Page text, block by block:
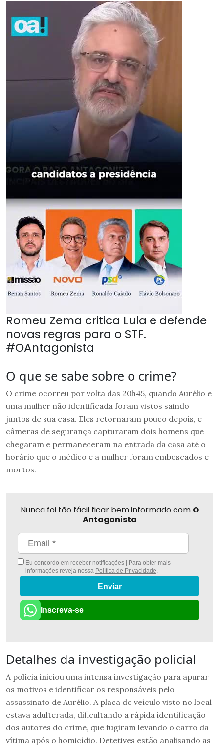
Romeu Zema critica Lula e defende
novas regras para o STF.
#OAntagonista
O que se sabe sobre o crime?
O crime ocorreu por volta das 20h45, quando Aurélio e
uma mulher não identificada foram vistos saindo
juntos de sua casa. Eles retornaram pouco depois, e
câmeras de segurança capturaram dois homens que
chegaram e permaneceram na entrada da casa até o
horário que o médico e a mulher foram emboscados e
mortos.
Nunca foi tão fácil ficar bem informado com O
Antagonista
Eu concordo em receber notificações | Para obter mais
informações reveja nossa Política de Privacidade.
Enviar
Inscreva-se
Detalhes da investigação policial
A polícia iniciou uma intensa investigação para apurar
os motivos e identificar os responsáveis pelo
assassinato de Aurélio. A placa do veículo visto no local
estava adulterada, dificultando a rápida identificação
dos autores do crime, que fugiram levando o carro da
vítima após o homicídio. Detetives estão analisando as